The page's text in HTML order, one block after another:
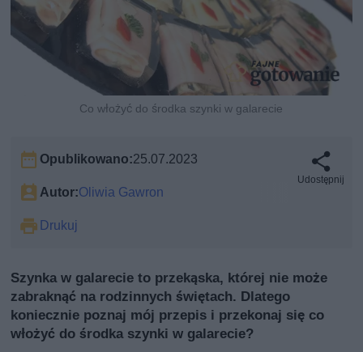
Co włożyć do środka szynki w galarecie
Opublikowano:25.07.2023
Autor:Oliwia Gawron
Drukuj
Udostępnij
Szynka w galarecie to przekąska, której nie może
zabraknąć na rodzinnych świętach. Dlatego
koniecznie poznaj mój przepis i przekonaj się co
włożyć do środka szynki w galarecie?